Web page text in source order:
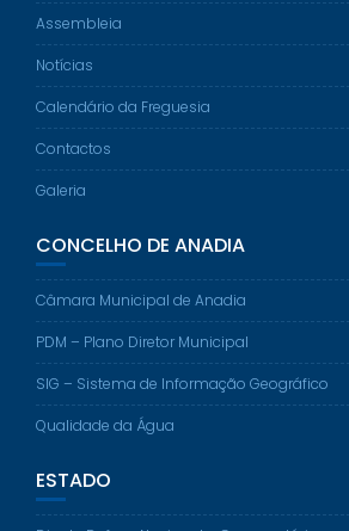
Assembleia
Notícias
Calendário da Freguesia
Contactos
Galeria
CONCELHO DE ANADIA
Câmara Municipal de Anadia
PDM – Plano Diretor Municipal
SIG – Sistema de Informação Geográfico
Qualidade da Água
ESTADO